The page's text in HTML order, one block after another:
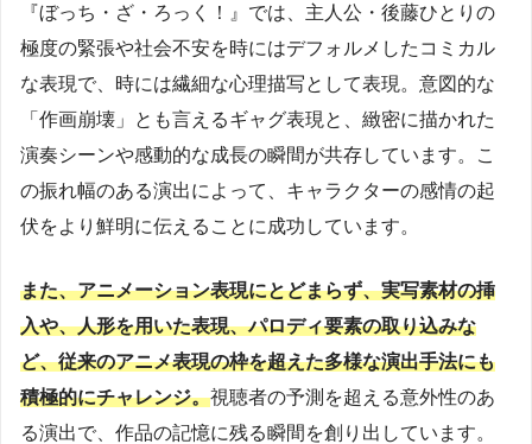
『ぼっち・ざ・ろっく！』では、主人公・後藤ひとりの
極度の緊張や社会不安を時にはデフォルメしたコミカル
な表現で、時には繊細な心理描写として表現。意図的な
「作画崩壊」とも言えるギャグ表現と、緻密に描かれた
演奏シーンや感動的な成長の瞬間が共存しています。こ
の振れ幅のある演出によって、キャラクターの感情の起
伏をより鮮明に伝えることに成功しています。
また、アニメーション表現にとどまらず、実写素材の挿
入や、人形を用いた表現、パロディ要素の取り込みな
ど、従来のアニメ表現の枠を超えた多様な演出手法にも
積極的にチャレンジ。視聴者の予測を超える意外性のあ
る演出で、作品の記憶に残る瞬間を創り出しています。